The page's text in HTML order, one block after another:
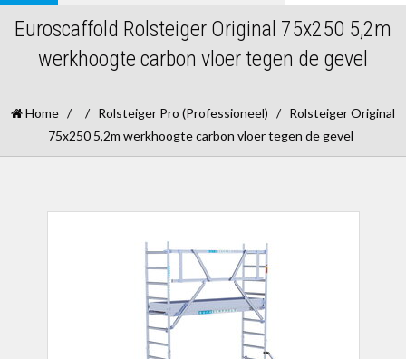
Euroscaffold Rolsteiger Original 75x250 5,2m
werkhoogte carbon vloer tegen de gevel
Home / / Rolsteiger Pro (Professioneel) / Rolsteiger Original
75x250 5,2m werkhoogte carbon vloer tegen de gevel